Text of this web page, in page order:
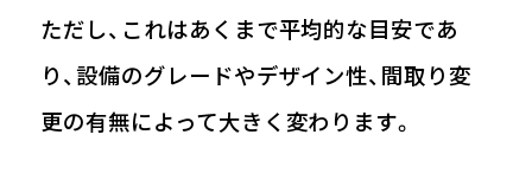
ただし、これはあくまで平均的な目安であ
り、設備のグレードやデザイン性、間取り変
更の有無によって大きく変わります。